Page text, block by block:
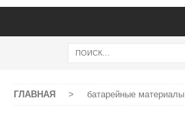
ГЛАВНАЯ > батарейные материалы